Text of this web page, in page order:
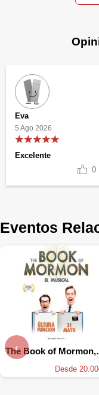
Eva
5 Ago 2026
Excelente
0
Eventos
The
Desde
‹